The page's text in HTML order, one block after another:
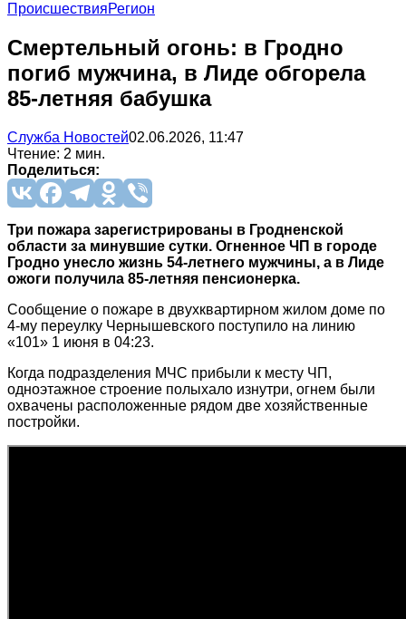
ПроисшествияРегион
Смертельный огонь: в Гродно
погиб мужчина, в Лиде обгорела
85-летняя бабушка
Служба Новостей02.06.2026, 11:47
Чтение: 2 мин.
Поделиться:
Три пожара зарегистрированы в Гродненской
области за минувшие сутки. Огненное ЧП в городе
Гродно унесло жизнь 54-летнего мужчины, а в Лиде
ожоги получила 85-летняя пенсионерка.
Сообщение о пожаре в двухквартирном жилом доме по
4-му переулку Чернышевского поступило на линию
«101» 1 июня в 04:23.
Когда подразделения МЧС прибыли к месту ЧП,
одноэтажное строение полыхало изнутри, огнем были
охвачены расположенные рядом две хозяйственные
постройки.